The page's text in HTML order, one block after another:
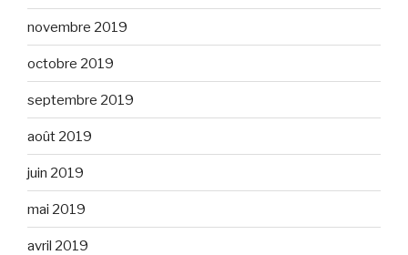
novembre 2019
octobre 2019
septembre 2019
août 2019
juin 2019
mai 2019
avril 2019